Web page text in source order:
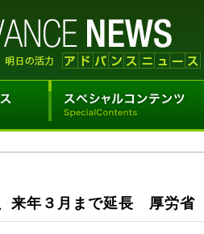
来年３月まで延長 厚労省